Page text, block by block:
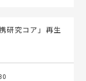
研究コア」再生